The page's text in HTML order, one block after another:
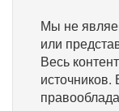
Мы не
или
Весь